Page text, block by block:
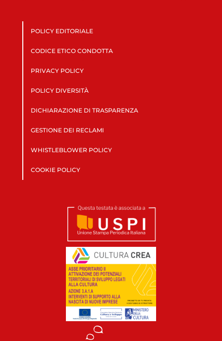
POLICY EDITORIALE
CODICE ETICO CONDOTTA
PRIVACY POLICY
POLICY DIVERSITÀ
DICHIARAZIONE DI TRASPARENZA
GESTIONE DEI RECLAMI
WHISTLEBLOWER POLICY
COOKIE POLICY